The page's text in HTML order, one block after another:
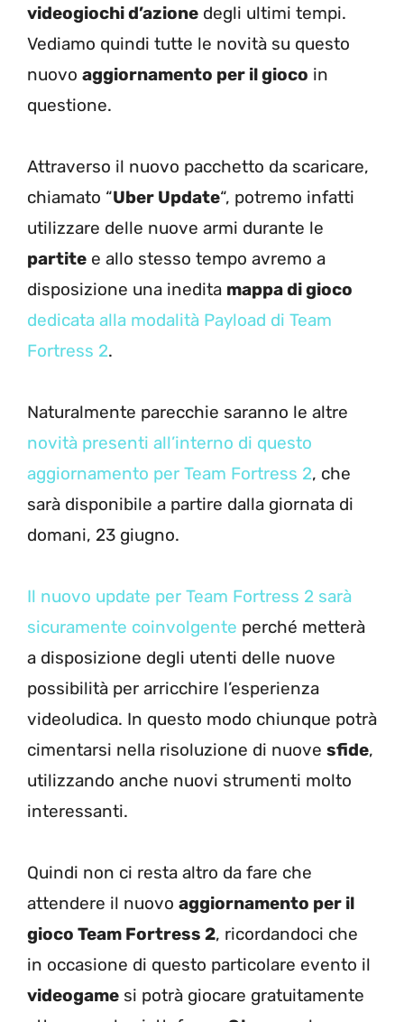
videogiochi d’azione degli ultimi tempi.
Vediamo quindi tutte le novità su questo
nuovo aggiornamento per il gioco in
questione.
Attraverso il nuovo pacchetto da scaricare,
chiamato “Uber Update“, potremo infatti
utilizzare delle nuove armi durante le
partite e allo stesso tempo avremo a
disposizione una inedita mappa di gioco
dedicata alla modalità Payload di Team
Fortress 2.
Naturalmente parecchie saranno le altre
novità presenti all’interno di questo
aggiornamento per Team Fortress 2, che
sarà disponibile a partire dalla giornata di
domani, 23 giugno.
Il nuovo update per Team Fortress 2 sarà
sicuramente coinvolgente perché metterà
a disposizione degli utenti delle nuove
possibilità per arricchire l’esperienza
videoludica. In questo modo chiunque potrà
cimentarsi nella risoluzione di nuove sfide,
utilizzando anche nuovi strumenti molto
interessanti.
Quindi non ci resta altro da fare che
attendere il nuovo aggiornamento per il
gioco Team Fortress 2, ricordandoci che
in occasione di questo particolare evento il
videogame si potrà giocare gratuitamente